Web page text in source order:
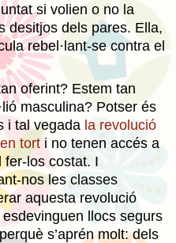
si volien o no la
desitjos dels pares. Ella,
rebel·lant-se contra el
oferint? Estem tan
masculina? Potser és
i tal vegada la revolució
torti no tenen accés a
fer-los costat. I
nos les classes
aquesta revolució
llocs segurs
s’aprén molt: dels